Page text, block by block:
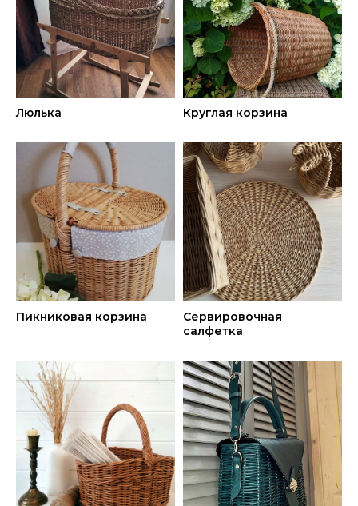
Люлька Круглая корзина
Пикниковая корзина
Сервировочная
салфетка
ХОЧУ ДЕЛАТЬ ТАКЖЕ
Татьяна Юрова
АВТОР
МАСТЕР-КЛАССА: